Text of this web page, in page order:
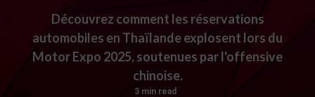
Découvrez comment les réservations
automobiles en Thaïlande explosent lors du
Motor Expo 2025, soutenues par l'offensive
chinoise.
3 min read